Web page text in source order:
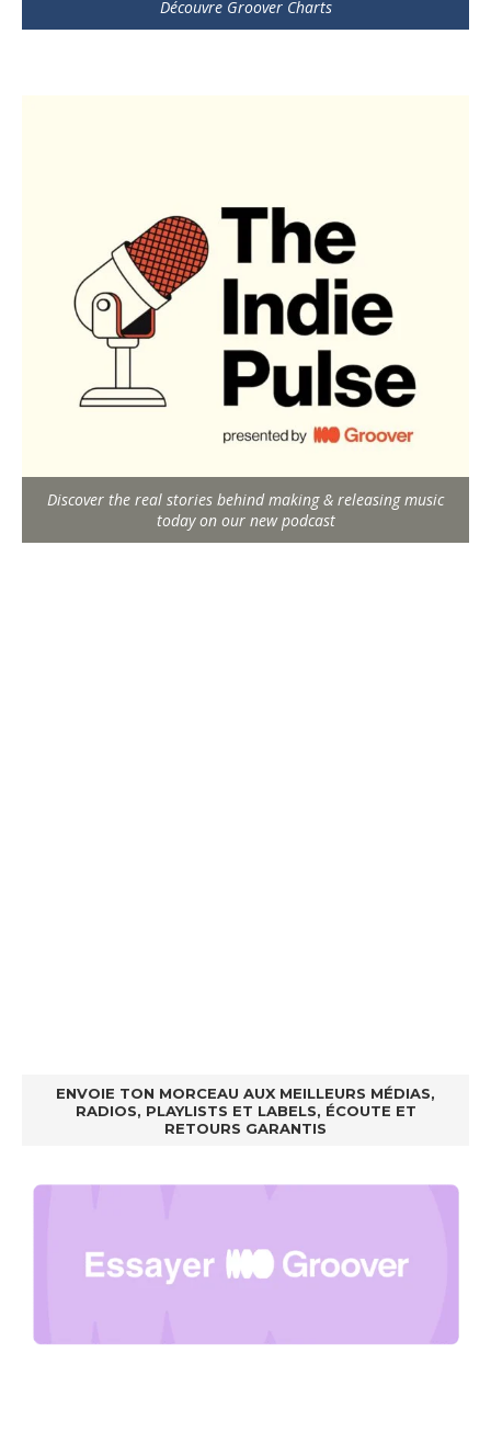
Découvre Groover Charts
Discover the real stories behind making & releasing music
today on our new podcast
ENVOIE TON MORCEAU AUX MEILLEURS MÉDIAS,
RADIOS, PLAYLISTS ET LABELS, ÉCOUTE ET
RETOURS GARANTIS